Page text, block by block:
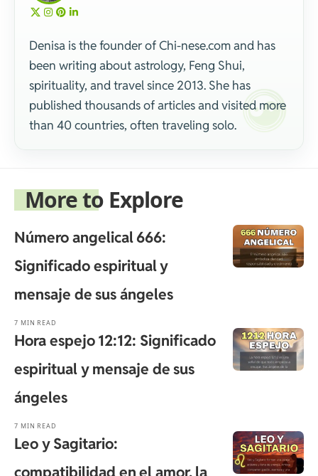
Denisa is the founder of Chi-nese.com and has
been writing about astrology, Feng Shui,
spirituality, and travel since 2013. She has
published thousands of articles and visited more
than 40 countries, often traveling solo.
More to Explore
Número angelical 666:
Significado espiritual y
mensaje de sus ángeles
7 MIN READ
Hora espejo 12:12: Significado
espiritual y mensaje de sus
ángeles
7 MIN READ
Leo y Sagitario:
compatibilidad en el amor, la